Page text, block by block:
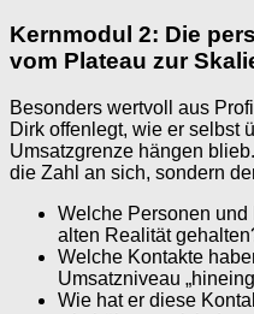
Kernmodul 2: Die
vom Plateau zur
Besonders wertvoll aus
Dirk offenlegt, wie er selbst
Umsatzgrenze hängen
die Zahl an sich, sondern
Welche Personen
alten Realität
Welche Kontakte
Umsatzniveau
Wie hat er diese